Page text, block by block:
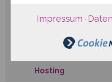
Impressum ·
Hosting